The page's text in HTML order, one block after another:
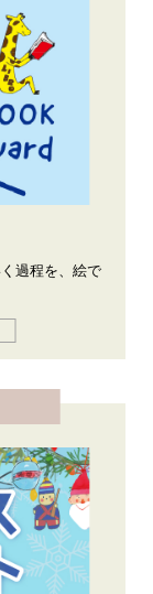
過程を、絵で